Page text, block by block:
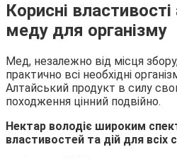
Корисні
меду для організму
Мед, незалежно від місця
практично всі необхідні
Алтайський продукт в силу
походження цінний подвійно.
Нектар володіє широким
властивостей та дій для всіх